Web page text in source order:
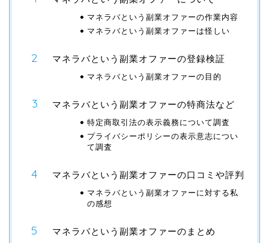
マネラバという副業オファーの作業内容
マネラバという副業オファーは怪しい
マネラバという副業オファーの登録検証
マネラバという副業オファーの目的
マネラバという副業オファーの特商法など
特定商取引法の表示義務について調査
プライバシーポリシーの表示意志につい
て調査
マネラバという副業オファーの口コミや評判
マネラバという副業オファーに対する私
の感想
マネラバという副業オファーのまとめ